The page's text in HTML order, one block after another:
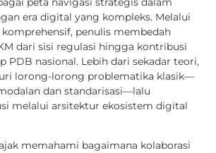
era digital yang kompleks. Melalui
penulis membedah
dari sisi regulasi hingga kontribusi
PDB nasional. Lebih dari sekadar teori,
lorong-lorong problematika klasik—
dan standarisasi—lalu
melalui arsitektur ekosistem digital
memahami bagaimana kolaborasi